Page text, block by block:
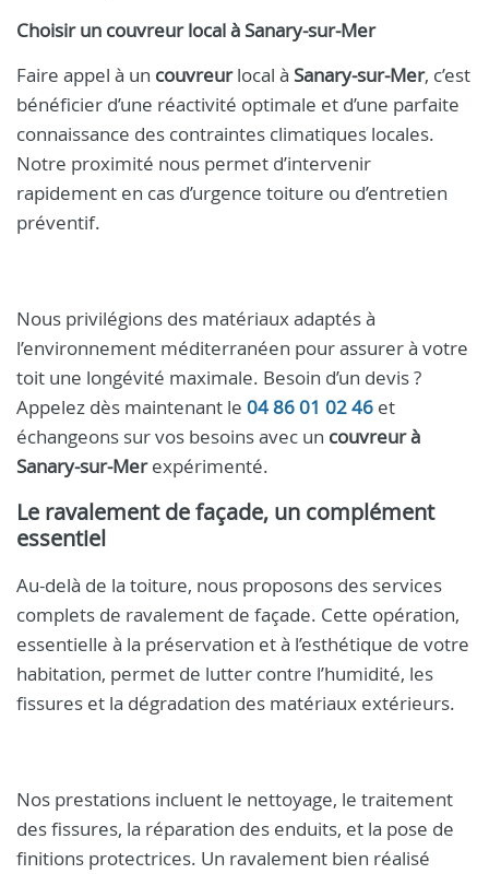
Choisir un couvreurlocal àSanary-sur-Mer
Faire appel à un couvreurlocal à Sanary-sur-Mer, c’est
bénéficier d’une réactivité optimale et d’une parfaite
connaissance des contraintes climatiques locales.
Notre proximité nous permet d’intervenir
rapidement en cas d’urgence toiture ou d’entretien
préventif.
Nous privilégions des matériaux adaptés à
l’environnement méditerranéen pour assurer à votre
toit une longévité maximale. Besoin d’un devis ?
Appelez dès maintenant le 04 86 01 02 46 et
échangeons sur vos besoins avec un couvreur à
Sanary-sur-Merexpérimenté.
Le ravalement de façade, un complément
essentiel
Au-delà de la toiture, nous proposons des services
complets de ravalement de façade. Cette opération,
essentielle à la préservation et à l’esthétique de votre
habitation, permet de lutter contre l’humidité, les
fissures et la dégradation des matériaux extérieurs.
Nos prestations incluent le nettoyage, le traitement
des fissures, la réparation des enduits, et la pose de
finitions protectrices. Un ravalement bien réalisé